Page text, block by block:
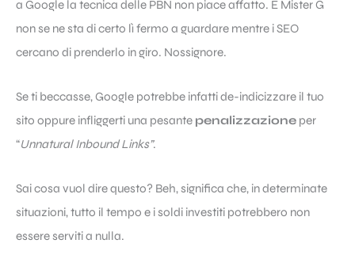
a Google la tecnica delle PBN non piace affatto. E Mister G
non se ne sta di certo lì fermo a guardare mentre i SEO
cercano di prenderlo in giro. Nossignore.
Se ti beccasse, Google potrebbe infatti de-indicizzare il tuo
sito oppure infliggerti una pesante penalizzazione per
“Unnatural Inbound Links”.
Sai cosa vuol dire questo? Beh, significa che, in determinate
situazioni, tutto il tempo e i soldi investiti potrebbero non
essere serviti a nulla.